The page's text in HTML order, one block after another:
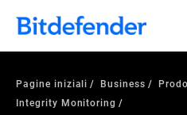
Pagine iniziali Business
Integrity Monitoring